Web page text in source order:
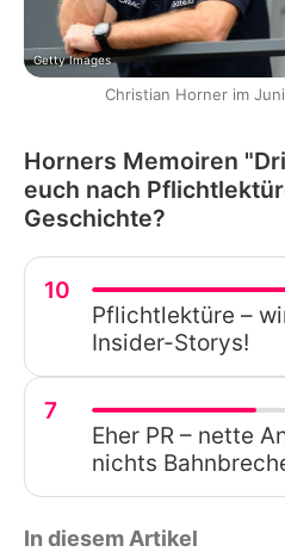
Getty Images
Christian Horner im
Horners Memoiren
euch nach
Geschichte?
10
Pflichtlektüre –
Insider-Storys!
7
Eher PR – nette
nichts
In diesem Artikel